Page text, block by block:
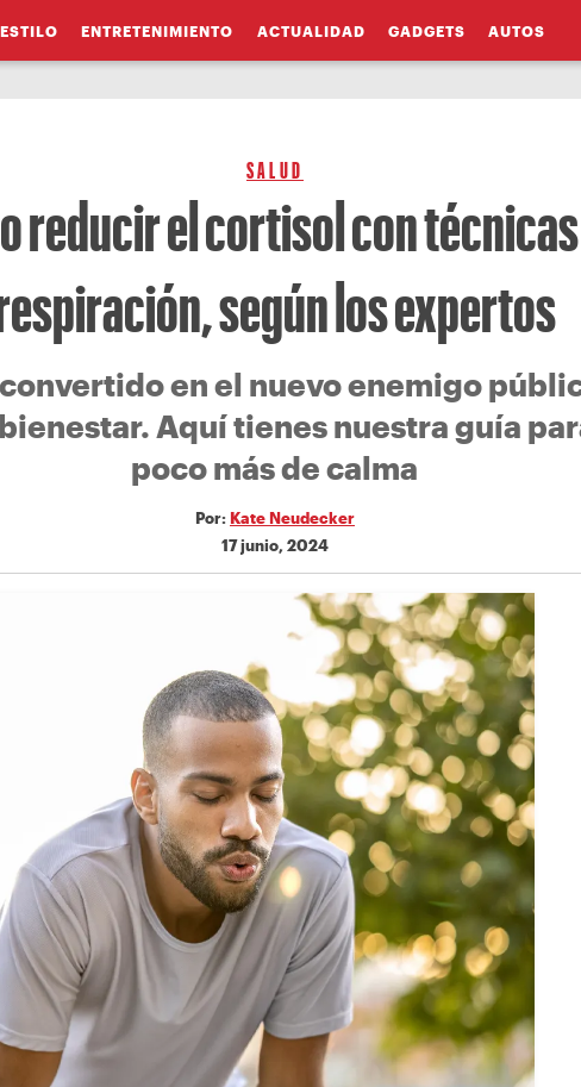
ESTILO ENTRETENIMIENTO ACTUALIDAD GADGETS AUTOS
SALUD
reducir el cortisol con
según los expertos
en el nuevo enemigo
Aquí tienes nuestra guía
poco más de calma
Por: Kate Neudecker
17 junio, 2024